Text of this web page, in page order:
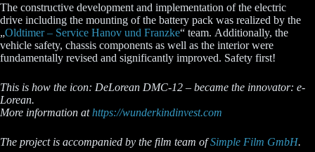
The constructive development and implementation of the electric
drive including the mounting of the battery pack was realized by the
„Oldtimer – Service Hanov und Franzke“ team. Additionally, the
vehicle safety, chassis components as well as the interior were
fundamentally revised and significantly improved. Safety first!
This is how the icon: DeLorean DMC-12 – became the innovator: e-
Lorean.
More information athttps://wunderkindinvest.com
The project is accompanied by the film team ofSimple Film GmbH.